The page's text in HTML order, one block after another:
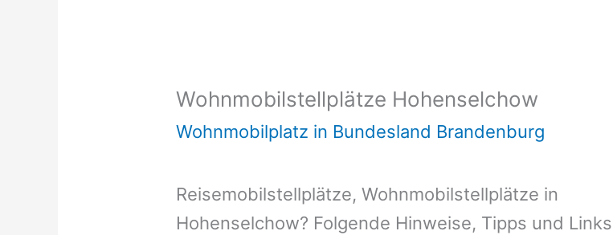
Wohnmobilstellplätze Hohenselchow
Wohnmobilplatz in Bundesland Brandenburg
Reisemobilstellplätze, Wohnmobilstellplätze in
Hohenselchow? Folgende Hinweise, Tipps und Links